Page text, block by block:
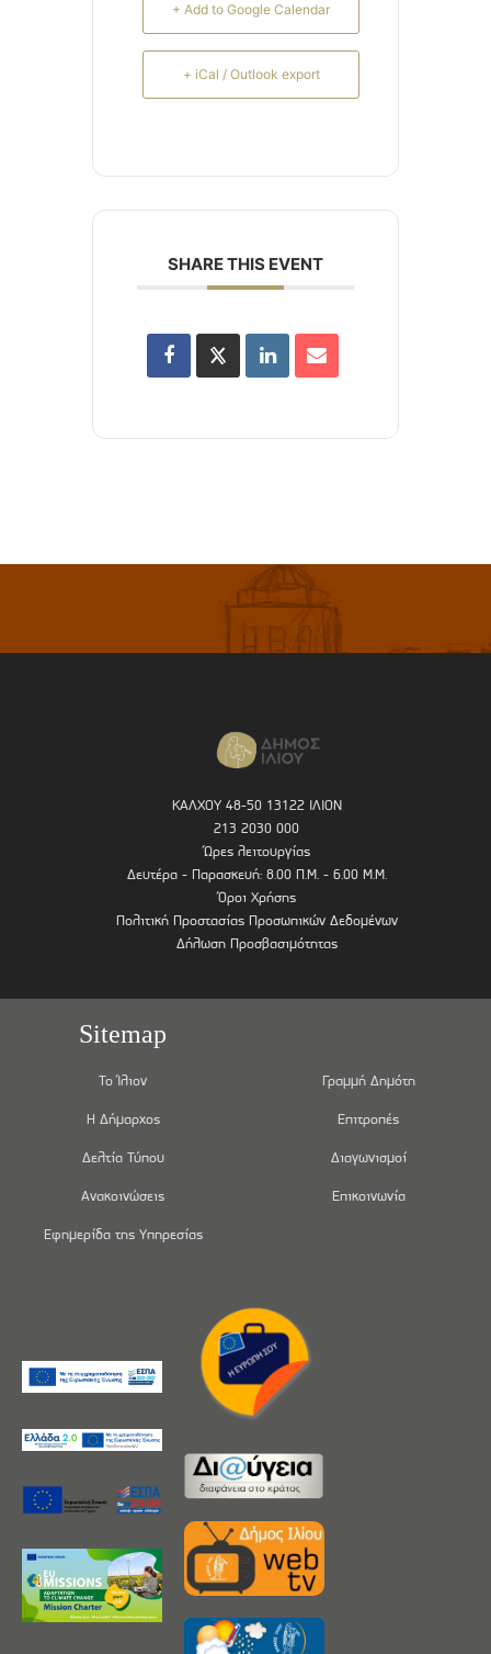
+ Add to Google Calendar
+ iCal / Outlook export
SHARE THIS EVENT
ΚΑΛΧΟΥ 48-50 13122 ΙΛΙΟΝ
213 2030 000
Ώρες λειτουργίας
Δευτέρα - Παρασκευή: 8.00 Π.Μ. - 6.00 Μ.Μ.
Όροι Χρήσης
Πολιτική Προστασίας Προσωπικών Δεδομένων
Δήλωση Προσβασιμότητας
Sitemap
Το Ίλιον
Η Δήμαρχος
Δελτία Τύπου
Ανακοινώσεις
Εφημερίδα της Υπηρεσίας
Γραμμή Δημότη
Επιτροπές
Διαγωνισμοί
Επικοινωνία